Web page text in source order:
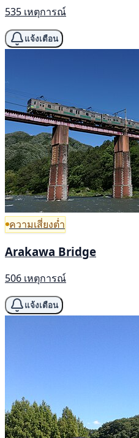
535 เหตุการณ์
แจ้งเตือน
ความเสี่ยงต่ำ
Arakawa Bridge
506 เหตุการณ์
แจ้งเตือน